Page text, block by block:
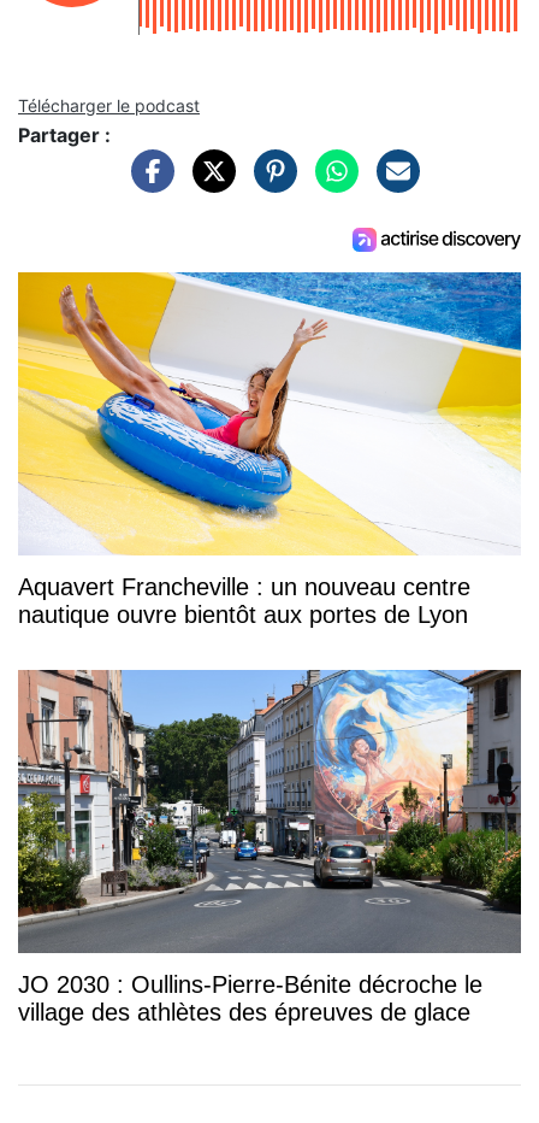
Télécharger le podcast
Partager :
Aquavert Francheville : un nouveau centre
nautique ouvre bientôt aux portes de Lyon
JO 2030 : Oullins-Pierre-Bénite décroche le
village des athlètes des épreuves de glace